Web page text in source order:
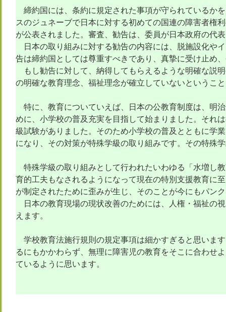
締約国には、条約に規定された事項が守られているか
スのジュネーブで日本に対する初めての国連の障害者権
が公表されました。審査、勧告は、委員が日本政府の代
日本の取り組みに対する勧告の内容には、脱施設化や
告は締約国としては尊重すべきであり、真摯に受け止め
もし勧告に対して、納得してもらえるような明確な説
の明確な教育理念、福祉理念が確立していないというこ
特に、教育についていえば、日本の公教育制度は、明
めに、小学校の普及充実を目指して始まりました。それ
級試験がありました。そのため小学校の普及とともに学
になり、その対策が特殊学級の取り組みです。その特殊
特殊学級の取り組みとして行われたいわゆる「水増し
育的工夫もなされるようになって現在の特別支援教育に
が制定されたために歪みが生じ、そのことが今にもパン
日本の教育現場の現状改善のためには、人権・福祉の
えます。
学校教育法施行規則の規定事項は細かすぎると思いま
るにもかかわらず、無理に障害児の教育をそこに合わせ
ているように思います。